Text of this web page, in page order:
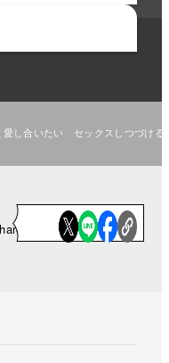
愛し合いたい セックスしつづける